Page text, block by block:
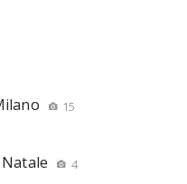
15
4